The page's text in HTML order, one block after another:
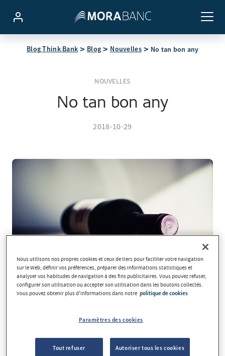
Blog Think Bank Blog Nouvelles No tan bon any
NOUVELLES
No tan bon any
2018-10-29
Nous utilisons nos propres cookies et ceux de tiers pour faciliter votre navigation
sur le Web, définir vos préférences, préparer des informations statistiques et
analyser vos habitudes de navigation à des fins publicitaires. Vous pouvez refuser,
configurer son utilisation ou accepter son utilisation dans les boutons collectés.
Vous pouvez obtenir plus d'informations dans notre politique de cookies
Paramètres des cookies
Tout refuser Autoriser tous les cookies